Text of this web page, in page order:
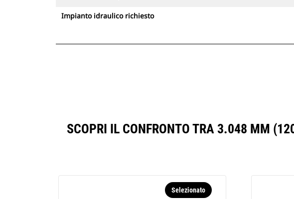
Impianto idraulico richiesto
SCOPRI IL CONFRONTO TRA 3.048 MM
Selezionato